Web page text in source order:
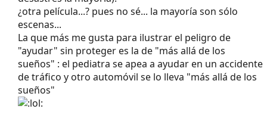
¿otra película...? pues no sé... la mayoría son sólo
escenas...
La que más me gusta para ilustrar el peligro de
"ayudar" sin proteger es la de "más allá de los
sueños" : el pediatra se apea a ayudar en un accidente
de tráfico y otro automóvil se lo lleva "más allá de los
sueños"